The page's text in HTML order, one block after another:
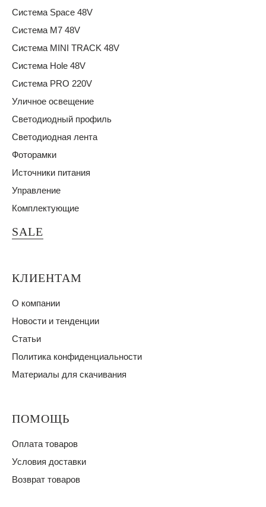
Система Space 48V
Система M7 48V
Система MINI TRACK 48V
Система Hole 48V
Система PRO 220V
Уличное освещение
Светодиодный профиль
Светодиодная лента
Фоторамки
Источники питания
Управление
Комплектующие
SALE
КЛИЕНТАМ
О компании
Новости и тенденции
Статьи
Политика конфиденциальности
Материалы для скачивания
ПОМОЩЬ
Оплата товаров
Условия доставки
Возврат товаров